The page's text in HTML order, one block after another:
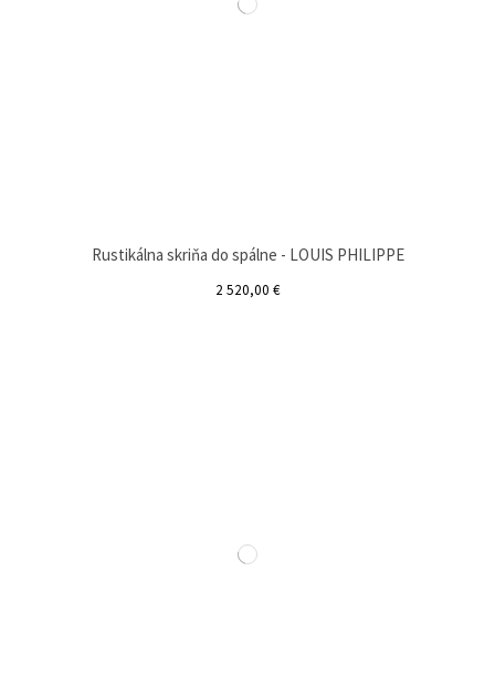
Rustikálna skriňa do spálne - LOUIS PHILIPPE
2 520,00 €